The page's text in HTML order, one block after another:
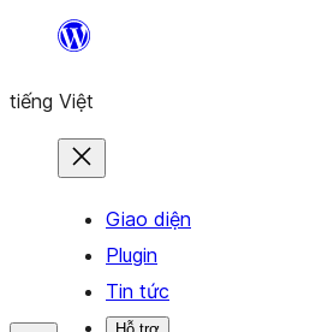
Chuyển
phần
tiếng Việt
Giao diện
Plugin
Tin tức